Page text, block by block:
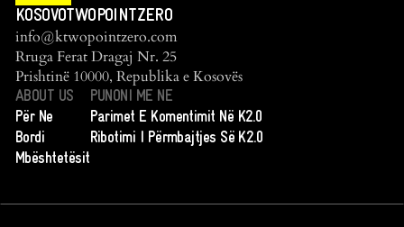
KOSOVOTWOPOINTZERO
info@ktwopointzero.com
Rruga Ferat Dragaj Nr. 25
Prishtinë 10000, Republika e Kosovës
ABOUT US
Për Ne
Bordi
Mbështetësit
PUNONI ME NE
Parimet E Komentimit Në K2.0
Ribotimi I Përmbajtjes Së K2.0